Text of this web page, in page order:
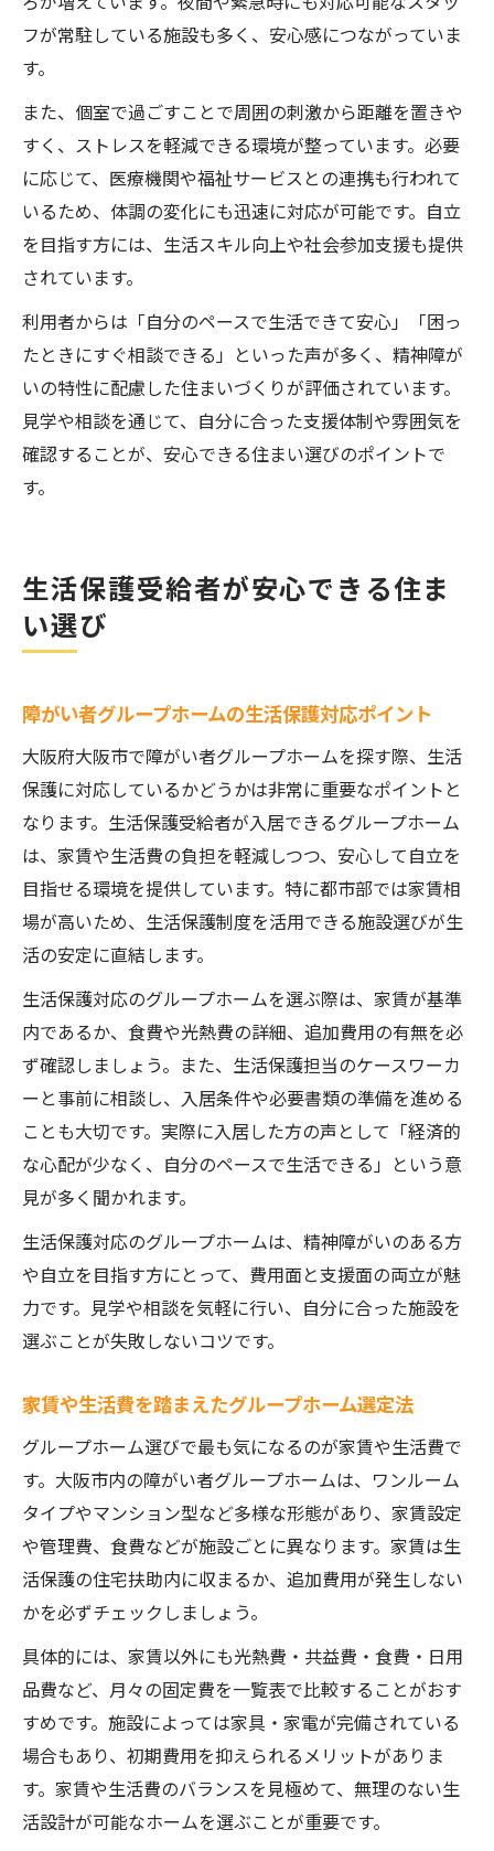
フが常駐している施設も多く、安心感につながっていま
す。
また、個室で過ごすことで周囲の刺激から距離を置きや
すく、ストレスを軽減できる環境が整っています。必要
に応じて、医療機関や福祉サービスとの連携も行われて
いるため、体調の変化にも迅速に対応が可能です。自立
を目指す方には、生活スキル向上や社会参加支援も提供
されています。
利用者からは「自分のペースで生活できて安心」「困っ
たときにすぐ相談できる」といった声が多く、精神障が
いの特性に配慮した住まいづくりが評価されています。
見学や相談を通じて、自分に合った支援体制や雰囲気を
確認することが、安心できる住まい選びのポイントで
す。
生活保護受給者が安心できる住ま
い選び
障がい者グループホームの生活保護対応ポイント
大阪府大阪市で障がい者グループホームを探す際、生活
保護に対応しているかどうかは非常に重要なポイントと
なります。生活保護受給者が入居できるグループホーム
は、家賃や生活費の負担を軽減しつつ、安心して自立を
目指せる環境を提供しています。特に都市部では家賃相
場が高いため、生活保護制度を活用できる施設選びが生
活の安定に直結します。
生活保護対応のグループホームを選ぶ際は、家賃が基準
内であるか、食費や光熱費の詳細、追加費用の有無を必
ず確認しましょう。また、生活保護担当のケースワーカ
ーと事前に相談し、入居条件や必要書類の準備を進める
ことも大切です。実際に入居した方の声として「経済的
な心配が少なく、自分のペースで生活できる」という意
見が多く聞かれます。
生活保護対応のグループホームは、精神障がいのある方
や自立を目指す方にとって、費用面と支援面の両立が魅
力です。見学や相談を気軽に行い、自分に合った施設を
選ぶことが失敗しないコツです。
家賃や生活費を踏まえたグループホーム選定法
グループホーム選びで最も気になるのが家賃や生活費で
す。大阪市内の障がい者グループホームは、ワンルーム
タイプやマンション型など多様な形態があり、家賃設定
や管理費、食費などが施設ごとに異なります。家賃は生
活保護の住宅扶助内に収まるか、追加費用が発生しない
かを必ずチェックしましょう。
具体的には、家賃以外にも光熱費・共益費・食費・日用
品費など、月々の固定費を一覧表で比較することがおす
すめです。施設によっては家具・家電が完備されている
場合もあり、初期費用を抑えられるメリットがありま
す。家賃や生活費のバランスを見極めて、無理のない生
活設計が可能なホームを選ぶことが重要です。